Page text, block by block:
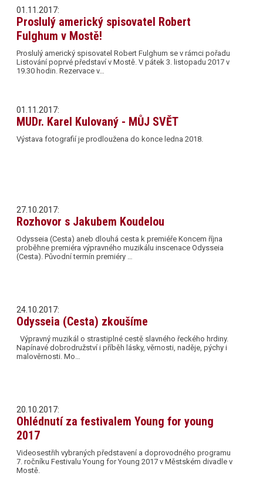
01.11.2017:
Proslulý americký spisovatel Robert
Fulghum v Mostě!
Proslulý americký spisovatel Robert Fulghum se v rámci pořadu
Listování poprvé představí v Mostě. V pátek 3. listopadu 2017 v
19.30 hodin. Rezervace v…
01.11.2017:
MUDr. Karel Kulovaný - MŮJ SVĚT
Výstava fotografií je prodloužena do konce ledna 2018.
27.10.2017:
Rozhovor s Jakubem Koudelou
Odysseia (Cesta) aneb dlouhá cesta k premiéře Koncem října
proběhne premiéra výpravného muzikálu inscenace Odysseia
(Cesta). Původní termín premiéry …
24.10.2017:
Odysseia (Cesta) zkoušíme
Výpravný muzikál o strastiplné cestě slavného řeckého hrdiny.
Napínavé dobrodružství i příběh lásky, věrnosti, naděje, pýchy i
malověrnosti. Mo…
20.10.2017:
Ohlédnutí za festivalem Young for young
2017
Videosestřih vybraných představení a doprovodného programu
7. ročníku Festivalu Young for Young 2017 v Městském divadle v
Mostě.